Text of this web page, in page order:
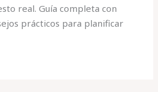
real. Guía completa con
prácticos para planificar